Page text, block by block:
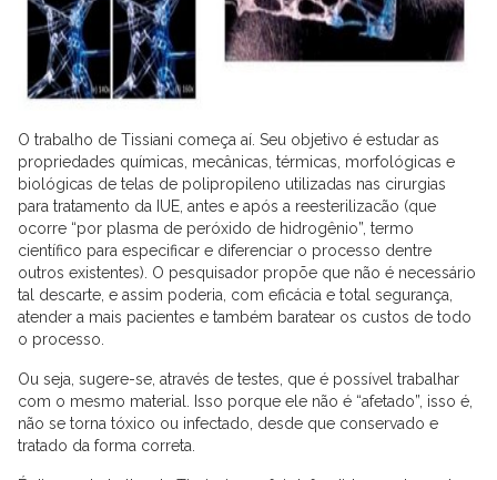
O trabalho de Tissiani começa aí. Seu objetivo é estudar as
propriedades químicas, mecânicas, térmicas, morfológicas e
biológicas de telas de polipropileno utilizadas nas cirurgias
para tratamento da IUE, antes e após a reesterilizacão (que
ocorre “por plasma de peróxido de hidrogênio”, termo
científico para especificar e diferenciar o processo dentre
outros existentes). O pesquisador propõe que não é necessário
tal descarte, e assim poderia, com eficácia e total segurança,
atender a mais pacientes e também baratear os custos de todo
o processo.
Ou seja, sugere-se, através de testes, que é possível trabalhar
com o mesmo material. Isso porque ele não é “afetado”, isso é,
não se torna tóxico ou infectado, desde que conservado e
tratado da forma correta.